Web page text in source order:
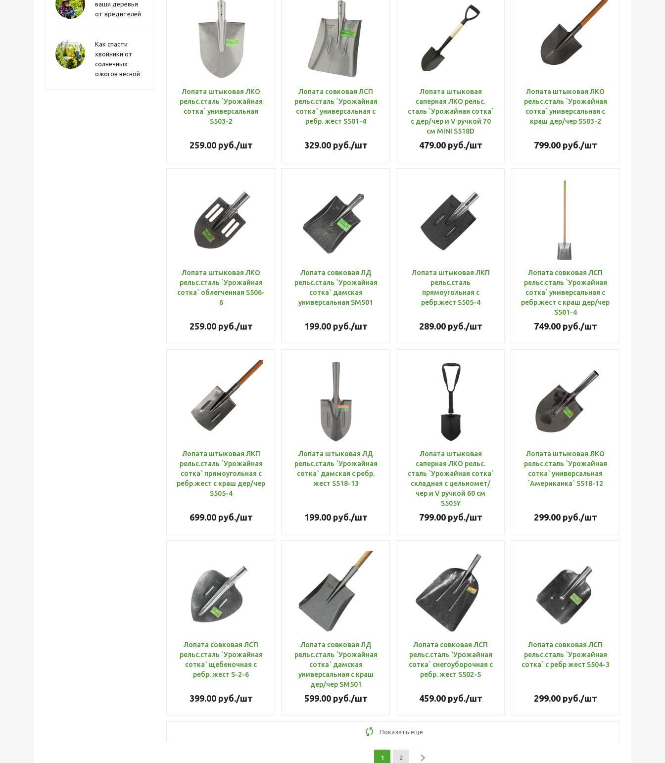
ваши деревья
от вредителей
Как спасти
хвойники от
солнечных
ожогов весной
Лопата штыковая ЛКО
рельс.сталь `Урожайная
сотка` универсальная
S503-2
259.00руб./шт
Лопата совковая ЛСП
рельс.сталь `Урожайная
сотка` универсальная с
ребр. жест S501-4
329.00руб./шт
Лопата штыковая
саперная ЛКО рельс.
сталь `Урожайная сотка`
с дер/чер и V ручкой 70
см MINI S518D
479.00руб./шт
Лопата штыковая ЛКО
рельс.сталь `Урожайная
сотка` универсальная с
краш дер/чер S503-2
799.00руб./шт
Лопата штыковая ЛКО
рельс.сталь `Урожайная
сотка` облегченная S506-
6
259.00руб./шт
Лопата совковая ЛД
рельс.сталь `Урожайная
сотка` дамская
универсальная SM501
199.00руб./шт
Лопата штыковая ЛКП
рельс.сталь
прямоугольная с
ребр.жест S505-4
289.00руб./шт
Лопата совковая ЛСП
рельс.сталь `Урожайная
сотка` универсальная с
ребр.жест с краш дер/чер
S501-4
749.00руб./шт
Лопата штыковая ЛКП
рельс.сталь `Урожайная
сотка` прямоугольная с
ребр.жест с краш дер/чер
S505-4
699.00руб./шт
Лопата штыковая ЛД
рельс.сталь `Урожайная
сотка` дамская с ребр.
жест S518-13
199.00руб./шт
Лопата штыковая
саперная ЛКО рельс.
сталь `Урожайная сотка`
складная с цельномет/
чер и V ручкой 60 см
S505Y
799.00руб./шт
Лопата штыковая ЛКО
рельс.сталь `Урожайная
сотка` универсальная
`Американка` S518-12
299.00руб./шт
Лопата совковая ЛСП
рельс.сталь `Урожайная
сотка` щебеночная с
ребр. жест S-2-6
399.00руб./шт
Лопата совковая ЛД
рельс.сталь `Урожайная
сотка` дамская
универсальная с краш
дер/чер SM501
599.00руб./шт
Лопата совковая ЛСП
рельс.сталь `Урожайная
сотка` снегоуборочная с
ребр. жест S502-5
459.00руб./шт
Лопата совковая ЛСП
рельс.сталь `Урожайная
сотка` с ребр жест S504-3
299.00руб./шт
Показать еще
1 2